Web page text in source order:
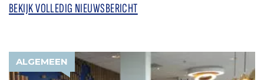
BEKIJK VOLLEDIG NIEUWSBERICHT
ALGEMEEN